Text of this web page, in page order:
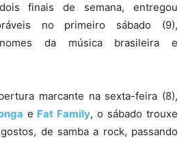
finais de semana, entregou
no primeiro sábado (9),
da música brasileira e
marcante na sexta-feira (8),
e Fat Family, o sábado trouxe
de samba a rock, passando